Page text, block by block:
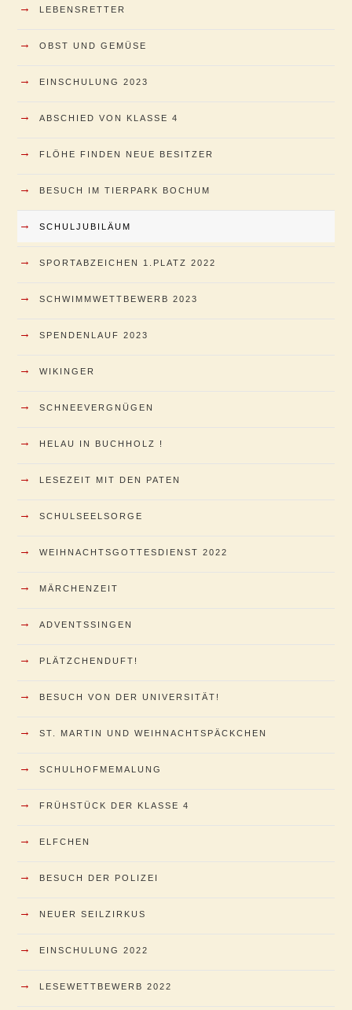
→ LEBENSRETTER
→ OBST UND GEMÜSE
→ EINSCHULUNG 2023
→ ABSCHIED VON KLASSE 4
→ FLÖHE FINDEN NEUE BESITZER
→ BESUCH IM TIERPARK BOCHUM
→ SCHULJUBILÄUM
→ SPORTABZEICHEN 1.PLATZ 2022
→ SCHWIMMWETTBEWERB 2023
→ SPENDENLAUF 2023
→ WIKINGER
→ SCHNEEVERGNÜGEN
→ HELAU IN BUCHHOLZ !
→ LESEZEIT MIT DEN PATEN
→ SCHULSEELSORGE
→ WEIHNACHTSGOTTESDIENST 2022
→ MÄRCHENZEIT
→ ADVENTSSINGEN
→ PLÄTZCHENDUFT!
→ BESUCH VON DER UNIVERSITÄT!
→ ST. MARTIN UND WEIHNACHTSPÄCKCHEN
→ SCHULHOFMEMALUNG
→ FRÜHSTÜCK DER KLASSE 4
→ ELFCHEN
→ BESUCH DER POLIZEI
→ NEUER SEILZIRKUS
→ EINSCHULUNG 2022
→ LESEWETTBEWERB 2022